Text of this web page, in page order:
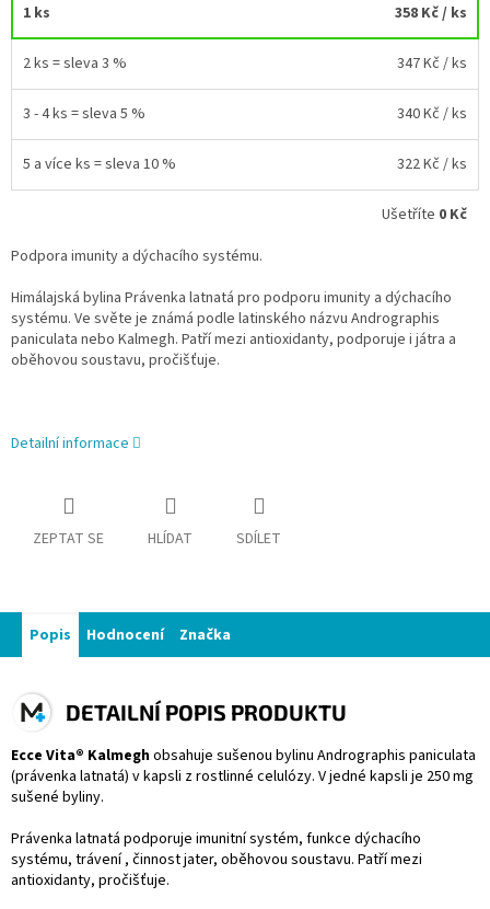
1 ks 358 Kč/ ks
2 ks = sleva 3 % 347 Kč / ks
3 - 4 ks = sleva 5 % 340 Kč / ks
5 a více ks = sleva 10 % 322 Kč / ks
Ušetříte 0 Kč
Podpora imunity a dýchacího systému.
Himálajská bylina Právenka latnatá pro podporu imunity a dýchacího
systému. Ve světe je známá podle latinského názvu Andrographis
paniculata nebo Kalmegh. Patří mezi antioxidanty, podporuje i játra a
oběhovou soustavu, pročišťuje.
Detailní informace
ZEPTAT SE HLÍDAT SDÍLET
Popis Hodnocení Značka
DETAILNÍ POPIS PRODUKTU
Ecce Vita® Kalmeghobsahuje sušenou bylinu Andrographis paniculata
(právenka latnatá) v kapsli z rostlinné celulózy. V jedné kapsli je 250 mg
sušené byliny.
Právenka latnatá podporuje imunitní systém, funkce dýchacího
systému, trávení , činnost jater, oběhovou soustavu. Patří mezi
antioxidanty, pročišťuje.